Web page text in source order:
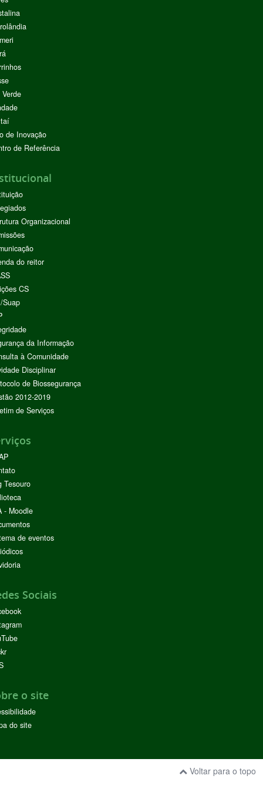
de Inovação
de Referência
Organizacional
do reitor
CS
Suap
da Informação
à Comunidade
Disciplinar
de Biossegurança
2012-2019
de Serviços
Tesouro
- Moodle
de eventos
Sociais
o site
do site
Voltar para o topo